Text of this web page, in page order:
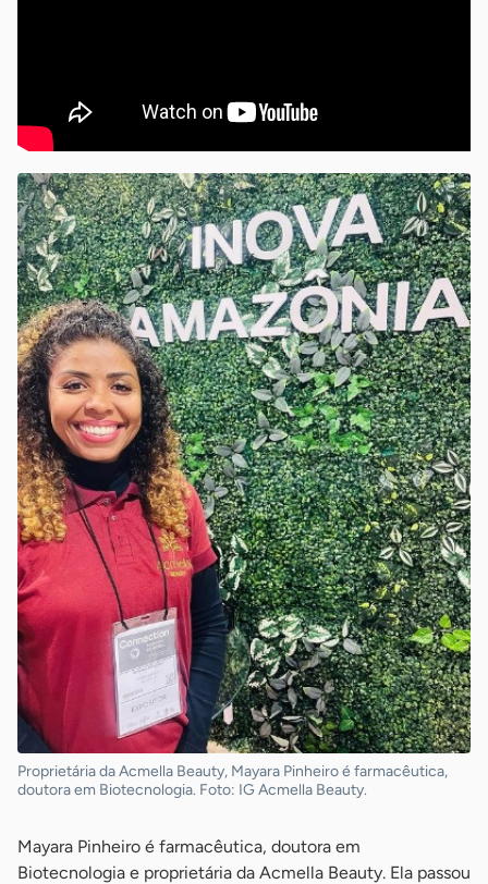
Proprietária da Acmella Beauty, Mayara Pinheiro é farmacêutica,
doutora em Biotecnologia. Foto: IG Acmella Beauty.
Mayara Pinheiro é farmacêutica, doutora em
Biotecnologia e proprietária da Acmella Beauty. Ela passou